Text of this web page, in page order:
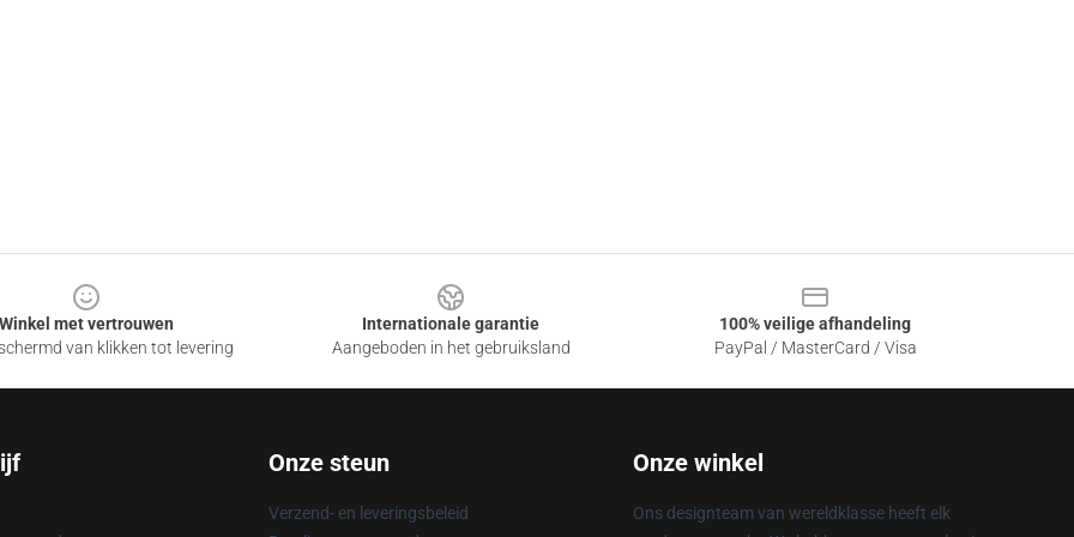
Winkel met vertrouwen
van klikken tot levering
Internationale garantie
Aangeboden in het gebruiksland
100% veilige afhandeling
PayPal / MasterCard / Visa
Onze steun
Verzend- en leveringsbeleid
Onze winkel
Ons designteam van wereldklasse heeft elk